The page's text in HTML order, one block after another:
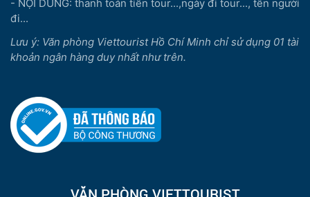
- NỘI DUNG: thanh toán tiền tour...,ngày đi tour..., tên người
đi...
Lưu ý: Văn phòng Viettourist Hồ Chí Minh chỉ sử dụng 01 tài
khoản ngân hàng duy nhất như trên.